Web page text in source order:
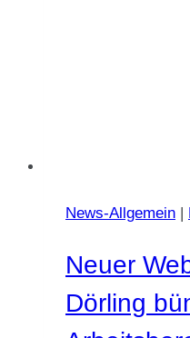
News-Allgemein |
Neuer
Dörling